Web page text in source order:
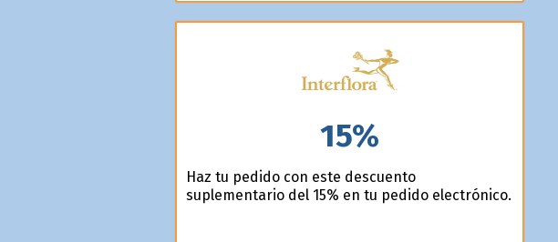
15%
Haz tu pedido con este descuento
suplementario del 15% en tu pedido electrónico.